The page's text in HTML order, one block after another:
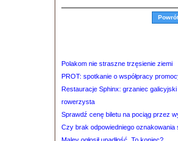
Polakom nie straszne trzęsienie ziemi
PROT: spotkanie o współpracy
Restauracje Sphinx: grzaniec
rowerzysta
Sprawdź cenę biletu na pociąg przez
Czy brak odpowiedniego